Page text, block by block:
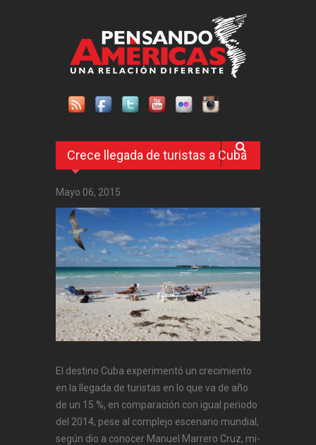
Crece llegada de turistas a Cuba
Mayo 06, 2015
El destino Cuba experimentó un crecimiento
en la llegada de turistas en lo que va de año
de un 15 %, en comparación con igual periodo
del 2014, pese al complejo escenario mundial,
se­gún dio a conocer Manuel Marrero Cruz, mi­